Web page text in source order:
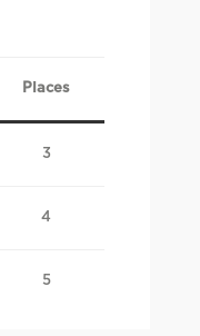
Places
3
4
5